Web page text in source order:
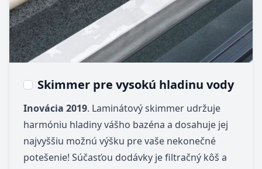
Skimmer pre vysokú hladinu vody
Inovácia 2019. Laminátový skimmer udržuje
harmóniu hladiny vášho bazéna a dosahuje jej
najvyššiu možnú výšku pre vaše nekonečné
potešenie! Súčasťou dodávky je filtračný kôš a